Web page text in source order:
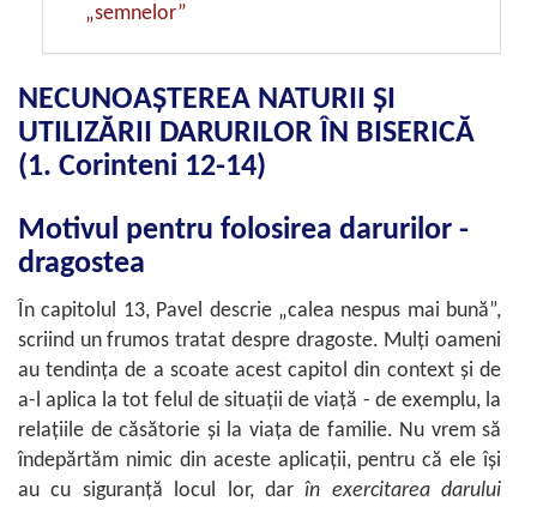
„semnelor”
NECUNOAȘTEREA NATURII ȘI
UTILIZĂRII DARURILOR ÎN BISERICĂ
(1. Corinteni 12-14)
Motivul pentru folosirea darurilor -
dragostea
În capitolul 13, Pavel descrie „calea nespus mai bună”,
scriind un frumos tratat despre dragoste. Mulți oameni
au tendința de a scoate acest capitol din context și de
a-l aplica la tot felul de situații de viață - de exemplu, la
relațiile de căsătorie și la viața de familie. Nu vrem să
îndepărtăm nimic din aceste aplicații, pentru că ele își
au cu siguranță locul lor, darîn exercitarea darului